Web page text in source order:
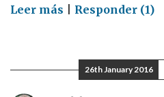
Leer más on
Habana,
Responder (1)
26th January 2016